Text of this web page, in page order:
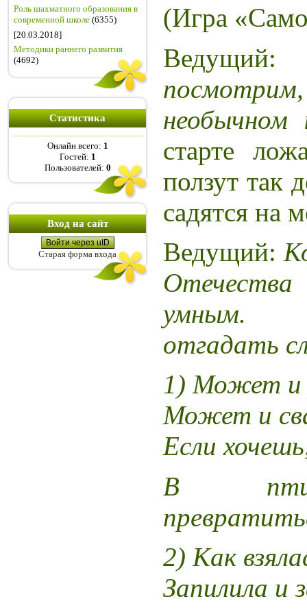
Роль шахматного образования в
современной школе (6355)
[20.03.2018]
Методики раннего развития
(4692)
Статистика
Онлайн всего: 1
Гостей: 1
Пользователей: 0
Вход на сайт
Войти через uID
Старая форма входа
(Игра
необычном
старте
ползут так
садятся на
Ведущий:
умным.
отгадать
1) Может и
Может и
Если
В
2) Как
Запилила и